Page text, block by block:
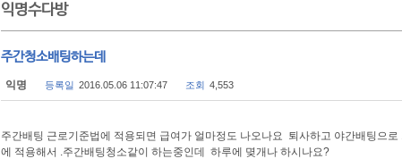
익명수다방
주간청소배팅하는데
익명 등록일 2016.05.06 11:07:47 조회 4,553
주간배팅 근로기준법에 적용되면 급여가 얼마정도 나오나요 퇴사하고 야간배팅으
에 적용해서 .주간배팅청소같이 하는중인데 하루에 몆개나 하시나요?